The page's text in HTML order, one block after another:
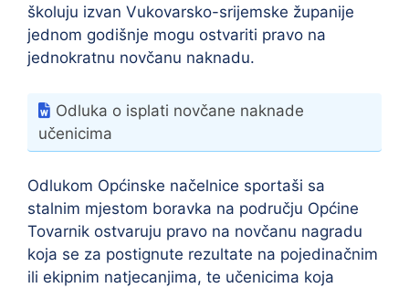
školuju izvan Vukovarsko-srijemske županije
jednom godišnje mogu ostvariti pravo na
jednokratnu novčanu naknadu.
Odluka o isplati novčane naknade
učenicima
Odlukom Općinske načelnice sportaši sa
stalnim mjestom boravka na području Općine
Tovarnik ostvaruju pravo na novčanu nagradu
koja se za postignute rezultate na pojedinačnim
ili ekipnim natjecanjima, te učenicima koja